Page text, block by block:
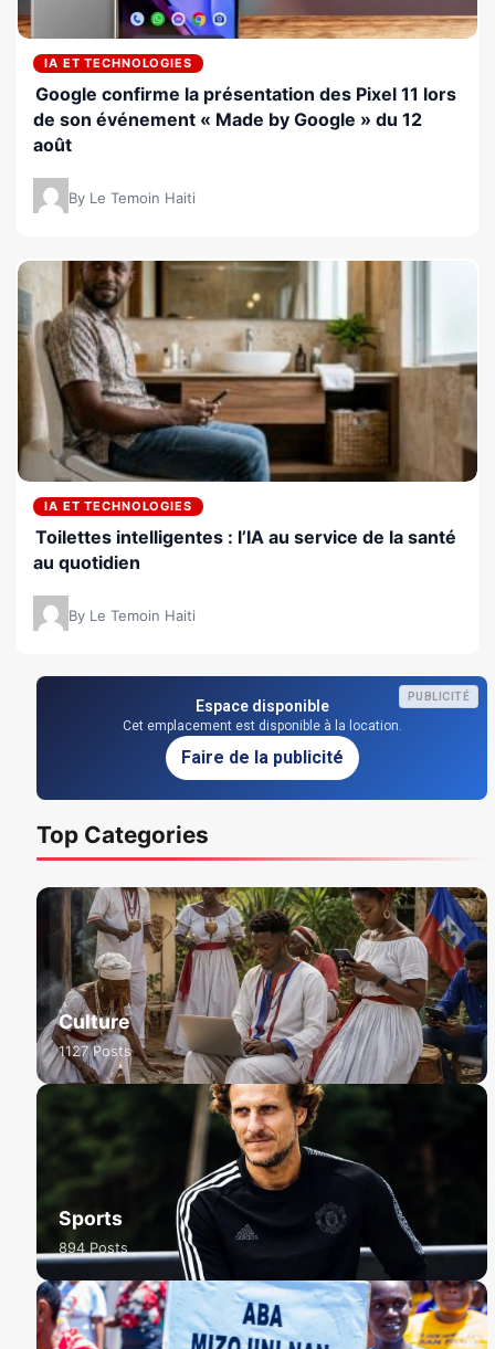
IA ET TECHNOLOGIES
Google confirme la présentation des Pixel 11 lors
de son événement « Made by Google » du 12
août
By Le Temoin Haiti
IA ET TECHNOLOGIES
Toilettes intelligentes : l’IA au service de la santé
au quotidien
By Le Temoin Haiti
PUBLICITÉ
Espace disponible
Cet emplacement est disponible à la location.
Faire de la publicité
Top Categories
Culture
1127 Posts
Sports
894 Posts